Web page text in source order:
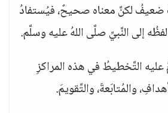
ضعيفُ لكنَّ معناه صحيحٌ، فيُستفادُ
إلى النَّبيِّ صلَّى اللهُ عليه وسلَّم.
التَّخطيطُ في هذه المراكزِ
والمُتابَعةَ، والتَّقويمَ.